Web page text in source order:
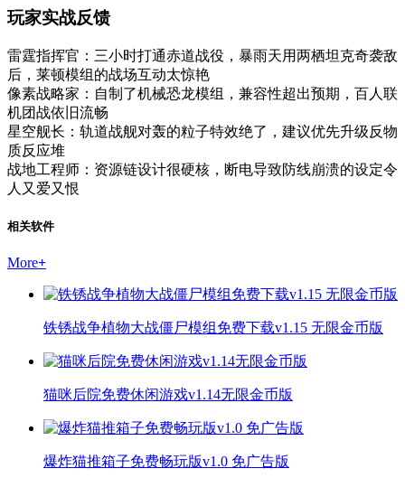
玩家实战反馈
雷霆指挥官：三小时打通赤道战役，暴雨天用两栖坦克奇袭敌
后，莱顿模组的战场互动太惊艳
像素战略家：自制了机械恐龙模组，兼容性超出预期，百人联
机团战依旧流畅
星空舰长：轨道战舰对轰的粒子特效绝了，建议优先升级反物
质反应堆
战地工程师：资源链设计很硬核，断电导致防线崩溃的设定令
人又爱又恨
相关软件
More+
铁锈战争植物大战僵尸模组免费下载v1.15 无限金币版
猫咪后院免费休闲游戏v1.14无限金币版
爆炸猫推箱子免费畅玩版v1.0 免广告版